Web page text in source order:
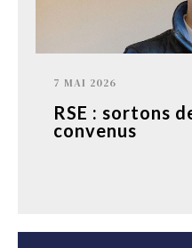
7 MAI 2026
RSE : sortons
convenus